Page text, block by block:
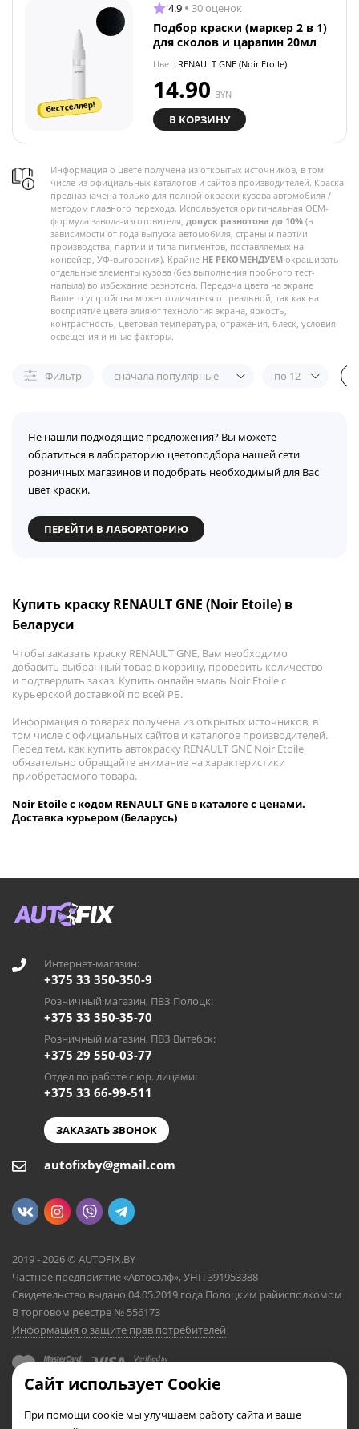
бестселлер!
4.9 30 оценок
Подбор краски (маркер 2 в 1)
для сколов и царапин 20мл
Цвет: RENAULT GNE (Noir Etoile)
14.90 BYN
В КОРЗИНУ
Информация о цвете получена из открытых источников, в том
числе из официальных каталогов и сайтов производителей. Краска
предназначена только для полной окраски кузова автомобиля /
методом плавного перехода. Используется оригинальная OEM-
формула завода-изготовителя, допуск разнотона до 10% (в
зависимости от года выпуска автомобиля, страны и партии
производства, партии и типа пигментов, поставляемых на
конвейер, УФ-выгорания). Крайне НЕ РЕКОМЕНДУЕМ окрашивать
отдельные элементы кузова (без выполнения пробного тест-
напыла) во избежание разнотона. Передача цвета на экране
Вашего устройства может отличаться от реальной, так как на
восприятие цвета влияют технология экрана, яркость,
контрастность, цветовая температура, отражения, блеск, условия
освещения и иные факторы.
Фильтр сначала популярные по 12
Не нашли подходящие предложения? Вы можете
обратиться в лабораторию цветоподбора нашей сети
розничных магазинов и подобрать необходимый для Вас
цвет краски.
ПЕРЕЙТИ В ЛАБОРАТОРИЮ
Купить краску RENAULT GNE (Noir Etoile) в
Беларуси
Чтобы заказать краску RENAULT GNE, Вам необходимо
добавить выбранный товар в корзину, проверить количество
и подтвердить заказ. Купить онлайн эмаль Noir Etoile с
курьерской доставкой по всей РБ.
Информация о товарах получена из открытых источников, в
том числе с официальных сайтов и каталогов производителей.
Перед тем, как купить автокраску RENAULT GNE Noir Etoile,
обязательно обращайте внимание на характеристики
приобретаемого товара.
Noir Etoile с кодом RENAULT GNE в каталоге с ценами.
Доставка курьером (Беларусь)
Интернет-магазин:
+375 33 350-350-9
Розничный магазин, ПВЗ Полоцк:
+375 33 350-35-70
Розничный магазин, ПВЗ Витебск:
+375 29 550-03-77
Отдел по работе с юр. лицами:
+375 33 66-99-511
ЗАКАЗАТЬ ЗВОНОК
autofixby@gmail.com
2019 - 2026 © AUTOFIX.BY
Частное предприятие «Автосэлф», УНП 391953388
Свидетельство выдано 04.05.2019 года Полоцким райисполкомом
В торговом реестре № 556173
Информация о защите прав потребителей
Сайт использует Cookie
При помощи cookie мы улучшаем работу сайта и ваше